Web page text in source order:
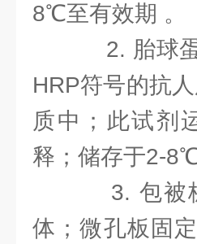
8℃至有效期 。
2. 胎球蛋
HRP符号的抗
质中；此试剂
释；储存于2-8℃
3. 包被
体；微孔板固